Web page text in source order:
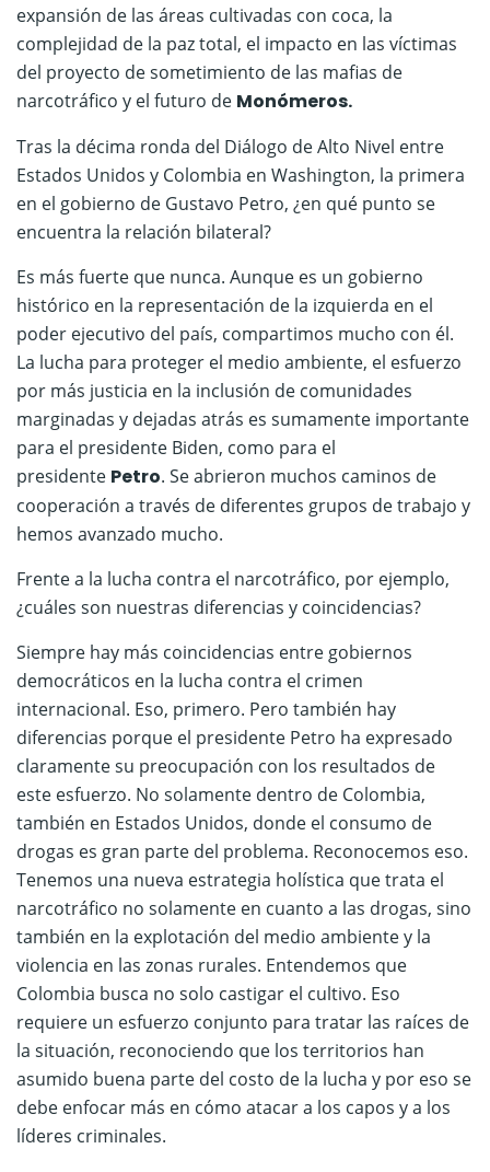
expansión de las áreas cultivadas con coca, la
complejidad de la paz total, el impacto en las víctimas
del proyecto de sometimiento de las mafias de
narcotráfico y el futuro de Monómeros.
Tras la décima ronda del Diálogo de Alto Nivel entre
Estados Unidos y Colombia en Washington, la primera
en el gobierno de Gustavo Petro, ¿en qué punto se
encuentra la relación bilateral?
Es más fuerte que nunca. Aunque es un gobierno
histórico en la representación de la izquierda en el
poder ejecutivo del país, compartimos mucho con él.
La lucha para proteger el medio ambiente, el esfuerzo
por más justicia en la inclusión de comunidades
marginadas y dejadas atrás es sumamente importante
para el presidente Biden, como para el
presidente Petro. Se abrieron muchos caminos de
cooperación a través de diferentes grupos de trabajo y
hemos avanzado mucho.
Frente a la lucha contra el narcotráfico, por ejemplo,
¿cuáles son nuestras diferencias y coincidencias?
Siempre hay más coincidencias entre gobiernos
democráticos en la lucha contra el crimen
internacional. Eso, primero. Pero también hay
diferencias porque el presidente Petro ha expresado
claramente su preocupación con los resultados de
este esfuerzo. No solamente dentro de Colombia,
también en Estados Unidos, donde el consumo de
drogas es gran parte del problema. Reconocemos eso.
Tenemos una nueva estrategia holística que trata el
narcotráfico no solamente en cuanto a las drogas, sino
también en la explotación del medio ambiente y la
violencia en las zonas rurales. Entendemos que
Colombia busca no solo castigar el cultivo. Eso
requiere un esfuerzo conjunto para tratar las raíces de
la situación, reconociendo que los territorios han
asumido buena parte del costo de la lucha y por eso se
debe enfocar más en cómo atacar a los capos y a los
líderes criminales.